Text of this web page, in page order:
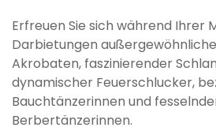
Erfreuen Sie sich während Ihrer
Darbietungen
Akrobaten, faszinierender
dynamischer Feuerschlucker,
Bauchtänzerinnen und
Berbertänzerinnen.